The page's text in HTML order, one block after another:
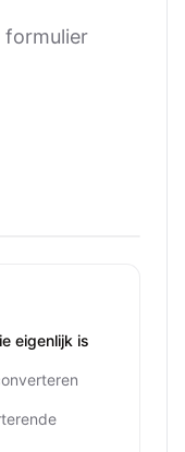
formulier
eigenlijk is